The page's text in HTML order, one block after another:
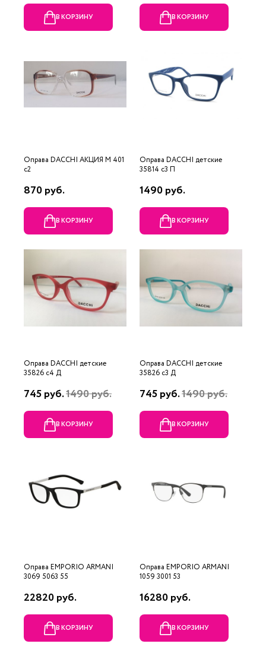
В КОРЗИНУ В КОРЗИНУ
Оправа DACCHI АКЦИЯ М 401
c2
870 руб.
В КОРЗИНУ
Оправа DACCHI детские
35814 c3 П
1490 руб.
В КОРЗИНУ
Оправа DACCHI детские
35826 c4 Д
745 руб.1490 руб.
В КОРЗИНУ
Оправа DACCHI детские
35826 c3 Д
745 руб.1490 руб.
В КОРЗИНУ
Оправа EMPORIO ARMANI
3069 5063 55
22820 руб.
В КОРЗИНУ
Оправа EMPORIO ARMANI
1059 3001 53
16280 руб.
В КОРЗИНУ